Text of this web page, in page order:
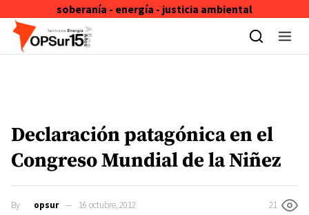
soberanía - energía - justicia ambiental
Skip to content
Declaración patagónica en el
Congreso Mundial de la Niñez
By opsur 16 octubre, 2012 21